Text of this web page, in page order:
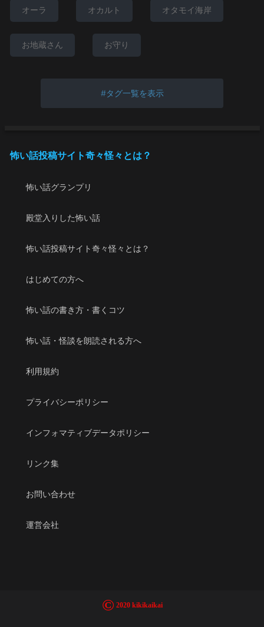
オーラ オカルト オタモイ海岸
お地蔵さん お守り
タグ一覧を表示
怖い話投稿サイト奇々怪々とは？
怖い話グランプリ
殿堂入りした怖い話
怖い話投稿サイト奇々怪々とは？
はじめての方へ
怖い話の書き方・書くコツ
怖い話・怪談を朗読される方へ
利用規約
プライバシーポリシー
インフォマティブデータポリシー
リンク集
お問い合わせ
運営会社
© 2020 kikikaikai